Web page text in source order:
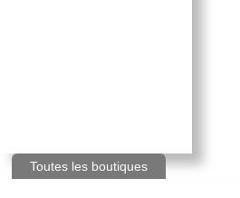
Toutes les boutiques